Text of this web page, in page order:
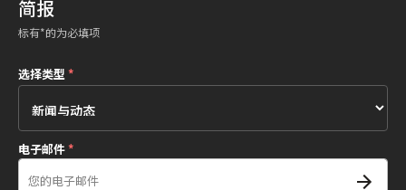
简报
标有*的为必填项
选择类型*
电子邮件*